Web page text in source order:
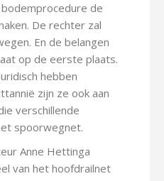
de
De rechter zal
En de belangen
op de eerste plaats.
hebben
zijn ze ook aan
verschillende
spoorwegnet.
Anne Hettinga
van het hoofdrailnet